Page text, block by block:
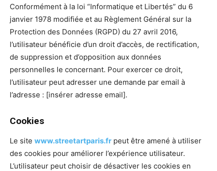
Conformément à la loi “Informatique et Libertés” du 6
janvier 1978 modifiée et au Règlement Général sur la
Protection des Données (RGPD) du 27 avril 2016,
l’utilisateur bénéficie d’un droit d’accès, de rectification,
de suppression et d’opposition aux données
personnelles le concernant. Pour exercer ce droit,
l’utilisateur peut adresser une demande par email à
l’adresse : [insérer adresse email].
Cookies
Le site www.streetartparis.fr peut être amené à utiliser
des cookies pour améliorer l’expérience utilisateur.
L’utilisateur peut choisir de désactiver les cookies en